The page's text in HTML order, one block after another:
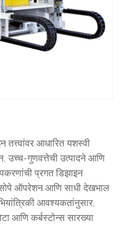
तत्त्वांवर आधारित यशस्वी
उच्च-गुणवत्तेची उत्पादने आणि
प्रगत डिझाइन
ऑपरेशन आणि साधी देखभाल
आवश्यकतांनुसार,
आणि कर्बस्टोन्स सारख्या